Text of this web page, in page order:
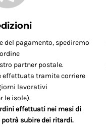
del pagamento, spediremo
partner postale.
effettuata tramite corriere
lavorativi
le isole).
effettuati nei mesi di
subire dei ritardi.